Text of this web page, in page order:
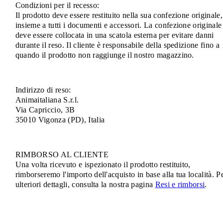
Condizioni per il recesso:
Il prodotto deve essere restituito nella sua confezione originale,
insieme a tutti i documenti e accessori. La confezione originale
deve essere collocata in una scatola esterna per evitare danni
durante il reso. Il cliente è responsabile della spedizione fino a
quando il prodotto non raggiunge il nostro magazzino.
Indirizzo di reso:
Animaitaliana S.r.l.
Via Capriccio, 3B
35010 Vigonza (PD), Italia
RIMBORSO AL CLIENTE
Una volta ricevuto e ispezionato il prodotto restituito,
rimborseremo l'importo dell'acquisto in base alla tua località.
ulteriori dettagli, consulta la nostra pagina Resi e rimborsi.